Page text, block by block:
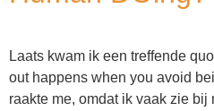
Laats kwam ik een treffende
out happens when you avoid
raakte me, omdat ik vaak zie